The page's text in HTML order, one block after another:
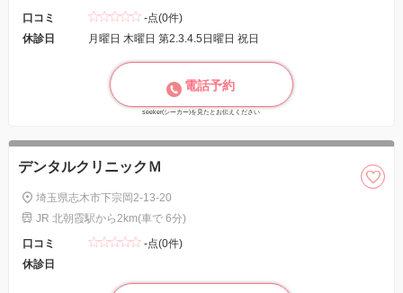
口コミ
-点(0件)
休診日
月曜日 木曜日 第2.3.4.5日曜日 祝日
電話予約
seeker(シーカー)を見たとお伝えください
デンタルクリニックＭ
埼玉県志木市下宗岡2-13-20
JR 北朝霞駅から2km(車で 6分)
口コミ
-点(0件)
休診日